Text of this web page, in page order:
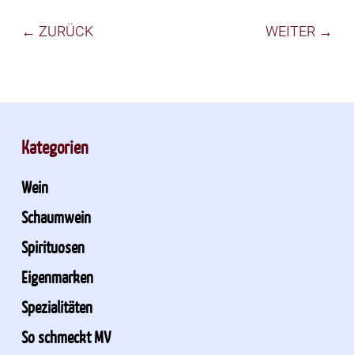
← ZURÜCK WEITER →
Kategorien
Wein
Schaumwein
Spirituosen
Eigenmarken
Spezialitäten
So schmeckt MV